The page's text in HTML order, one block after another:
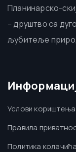
Планинарско-
– друштво са
љубитеље
Услови кориштења
Правила
Политика колачића